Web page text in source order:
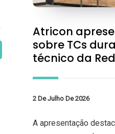
Atricon
sobre TCs
técnico da
2 De Julho De 2026
A apresentação